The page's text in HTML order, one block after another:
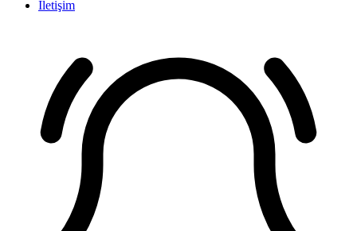
İletişim